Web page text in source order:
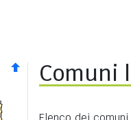
Comuni